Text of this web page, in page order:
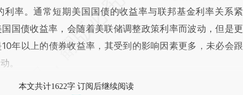
利率。通常短期美国国债的收益率与联邦基金利率关系紧
国债收益率，会随着美联储调整政策利率而波动，但是更
年以上的债券收益率，其受到的影响因素更多，未必会跟
。
本文共计1622字 订阅后继续阅读